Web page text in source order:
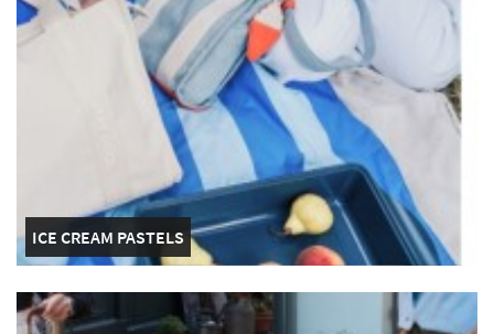
ICE CREAM PASTELS